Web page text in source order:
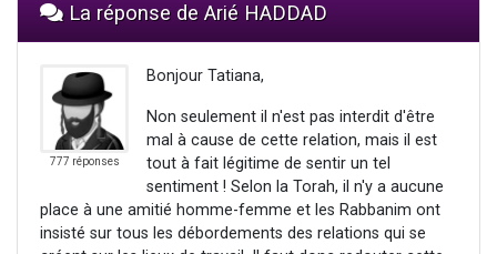
La réponse de Arié HADDAD
777 réponses
Bonjour Tatiana,
Non seulement il n'est pas interdit d'être
mal à cause de cette relation, mais il est
tout à fait légitime de sentir un tel
sentiment ! Selon la Torah, il n'y a aucune
place à une amitié homme-femme et les Rabbanim ont
insisté sur tous les débordements des relations qui se